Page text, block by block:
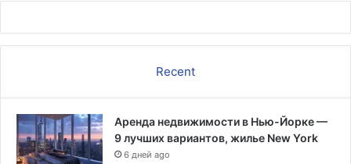
Recent
Аренда недвижимости в Нью-Йорке —
9 лучших вариантов, жилье New York
6 дней ago